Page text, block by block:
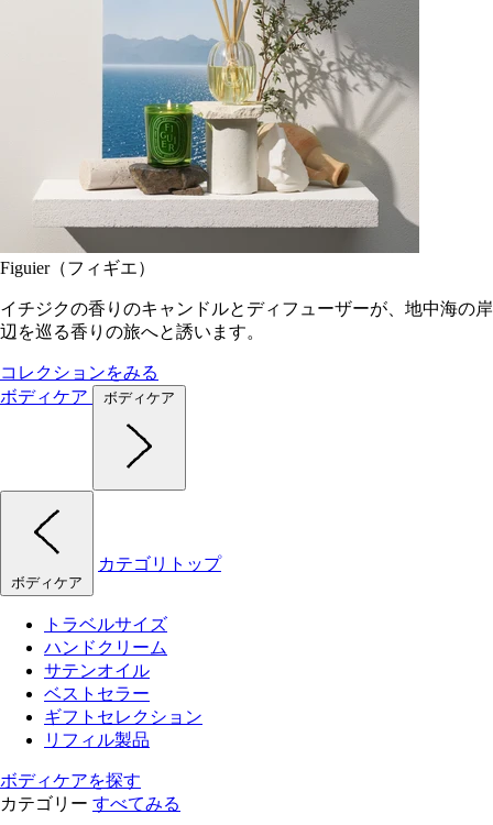
Figuier（フィギエ）
イチジクの香りのキャンドルとディフューザーが、地中海の岸
辺を巡る香りの旅へと誘います。
コレクションをみる
ボディケア
ボディケア
ボディケア
カテゴリトップ
トラベルサイズ
ハンドクリーム
サテンオイル
ベストセラー
ギフトセレクション
リフィル製品
ボディケアを探す
カテゴリー すべてみる